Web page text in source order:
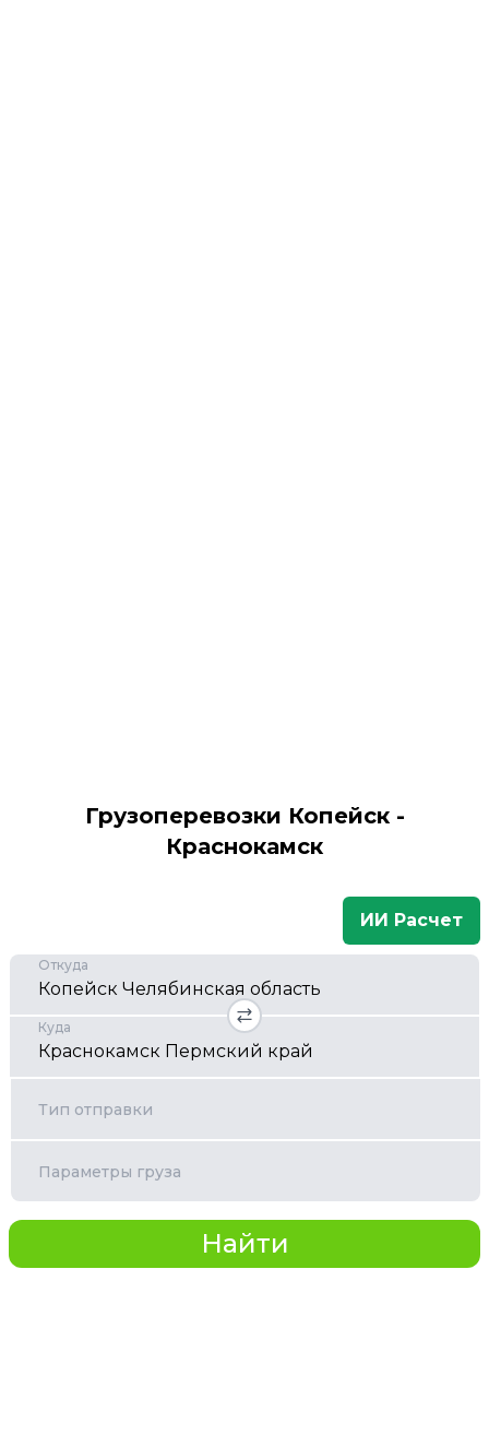
Грузоперевозки Копейск -
Краснокамск
ИИ Расчет
Откуда
Куда
Тип отправки
Параметры груза
Найти